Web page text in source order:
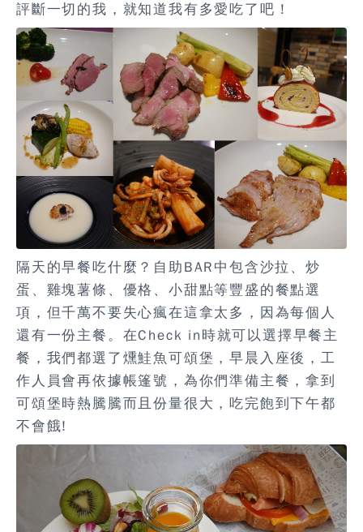
評斷一切的我，就知道我有多愛吃了吧！
隔天的早餐吃什麼？自助BAR中包含沙拉、炒
蛋、雞塊薯條、優格、小甜點等豐盛的餐點選
項，但千萬不要失心瘋在這拿太多，因為每個人
還有一份主餐。在Check in時就可以選擇早餐主
餐，我們都選了燻鮭魚可頌堡，早晨入座後，工
作人員會再依據帳篷號，為你們準備主餐，拿到
可頌堡時熱騰騰而且份量很大，吃完飽到下午都
不會餓!